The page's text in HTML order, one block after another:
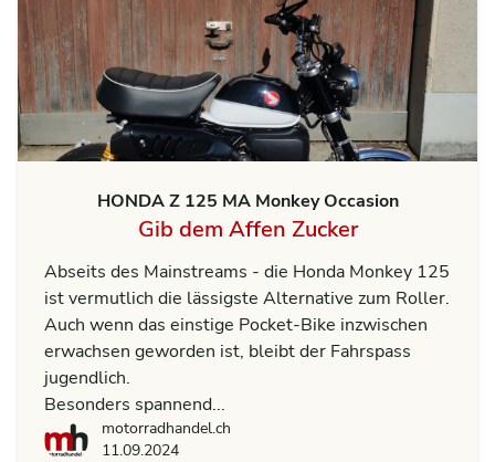
HONDA Z 125 MA Monkey Occasion
Gib dem Affen Zucker
Abseits des Mainstreams - die Honda Monkey 125
ist vermutlich die lässigste Alternative zum Roller.
Auch wenn das einstige Pocket-Bike inzwischen
erwachsen geworden ist, bleibt der Fahrspass
jugendlich.
Besonders spannend...
motorradhandel.ch
motorradhandel.ch
11.09.2024